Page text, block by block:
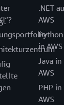
.NET
AWS
Python
in AWS
Java in
AWS
PHP in
AWS